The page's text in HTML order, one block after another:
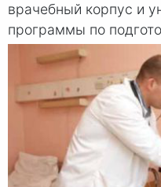
врачебный корпус и
программы по